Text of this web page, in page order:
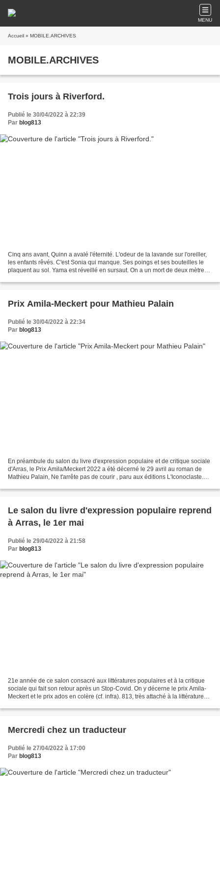
MENU
Accueil » MOBILE.ARCHIVES
MOBILE.ARCHIVES
​Trois jours à Riverford.
Publié le 30/04/2022 à 22:39
Par blog813
Cinq ans avant, Quinn a avalé l'éternité. L'odeur de la lavande sur l'oreiller,
les enfants rêvés. C'est Sonia qui manque. Ses poings et ses bouteilles le
plaquent au sol. Yama est réveillé en sursaut. On a un mort de deux mètres
Prix Amila-Meckert pour Mathieu Palain
Publié le 30/04/2022 à 22:34
Par blog813
En préambule du salon du livre d'expression populaire et de critique sociale
d'Arras, le Prix Amila/Meckert 2022 a été décerné le 29 avril au roman de
Mathieu Palain, Ne t'arrête pas de courir , paru aux éditions L'Iconoclaste.
Le salon du livre d'expression populaire reprend
à Arras, le 1er mai
Publié le 29/04/2022 à 21:58
Par blog813
21e année de ce salon consacré aux littératures populaires et à la critique
sociale qui fait son retour après un Stop-Covid. On y décerne le prix Amila-
Meckert et le prix ados en colère (cf. infra). 813, très attaché à la littérature
Mercredi chez un traducteur
Publié le 27/04/2022 à 17:00
Par blog813